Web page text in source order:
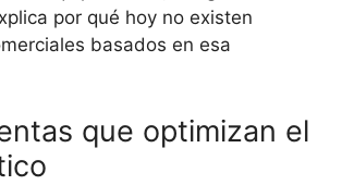
por qué hoy no existen
basados en esa
que optimizan el